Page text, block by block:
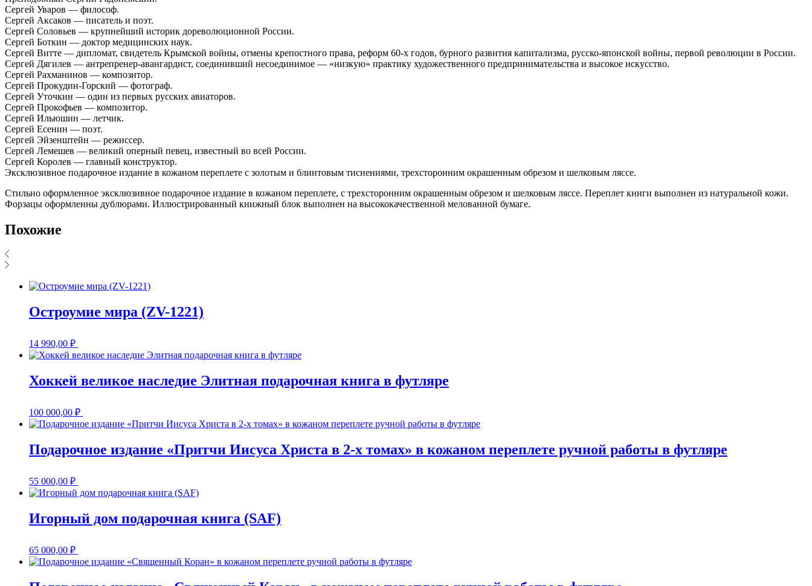
Сергей Уваров — философ.
Сергей Аксаков — писатель и поэт.
Сергей Соловьев — крупнейший историк дореволюционной России.
Сергей Боткин — доктор медицинских наук.
Сергей Витте — дипломат, свидетель Крымской войны, отмены крепостного права, реформ 60-х годов, бурного развития капитализма, русско-японской войны, первой революции в России.
Сергей Дягилев — антрепренер-авангардист, соединивший несоединимое — «низкую» практику художественного предпринимательства и высокое искусство.
Сергей Рахманинов — композитор.
Сергей Прокудин-Горский — фотограф.
Сергей Уточкин — один из первых русских авиаторов.
Сергей Прокофьев — композитор.
Сергей Ильюшин — летчик.
Сергей Есенин — поэт.
Сергей Эйзенштейн — режиссер.
Сергей Лемешев — великий оперный певец, известный во всей России.
Сергей Королев — главный конструктор.
Эксклюзивное подарочное издание в кожаном переплете с золотым и блинтовым тиснениями, трехсторонним окрашенным обрезом и шелковым ляссе.
Стильно оформленное эксклюзивное подарочное издание в кожаном переплете, с трехсторонним окрашенным обрезом и шелковым ляссе. Переплет книги выполнен из натуральной кожи.
Форзацы оформленны дублюрами. Иллюстрированный книжный блок выполнен на высококачественной мелованной бумаге.
Похожие
Остроумие мира (ZV-1221)
14 990,00 ₽
Хоккей великое наследие Элитная подарочная книга в футляре
100 000,00 ₽
Подарочное издание «Притчи Иисуса Христа в 2-х томах» в кожаном переплете ручной работы в футляре
55 000,00 ₽
Игорный дом подарочная книга (SAF)
65 000,00 ₽